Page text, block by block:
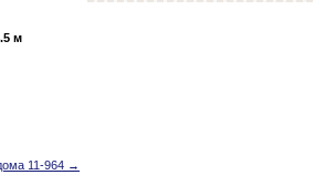
м
11-964 →